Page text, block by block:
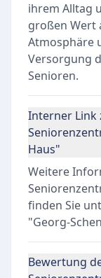
ihrem Alltag
großen Wert
Atmosphäre
Versorgung
Senioren.
Interner Link
Haus"
Weitere
finden Sie
"Georg-
Bewertung